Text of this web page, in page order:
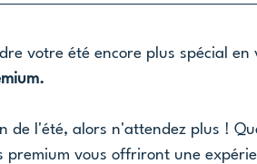
votre été encore plus spécial
de l'été, alors n'attendez plus !
premium vous offriront une